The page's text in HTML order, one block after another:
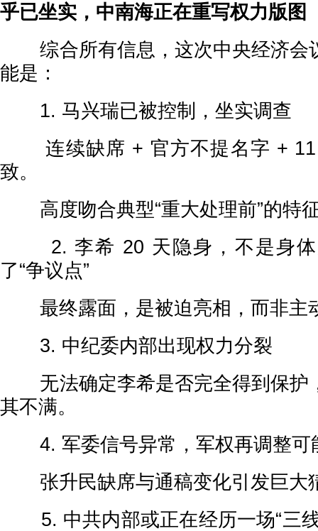
乎已坐实，中南海正在重写权力版图
综合所有信息，这次中央经济会
能是：
1. 马兴瑞已被控制，坐实调查
连续缺席 + 官方不提名字 + 11
致。
高度吻合典型“重大处理前”的特
2. 李希 20 天隐身，不是身体
了“争议点”
最终露面，是被迫亮相，而非主
3. 中纪委内部出现权力分裂
无法确定李希是否完全得到保护
其不满。
4. 军委信号异常，军权再调整可
张升民缺席与通稿变化引发巨大
5. 中共内部或正在经历一场“三线